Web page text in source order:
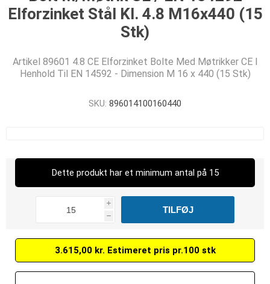
Elforzinket Stål Kl. 4.8 M16x440 (15
Stk)
Artikel 89601 4.8 CE Elforzinket Bolte Med Møtrikker CE I
Henhold Til EN 14592 - Dimension M 16 x 440 (15 Stk)
SKU: 896014100160440
Dette produkt har et minimum antal på 15
i
h
3.615,00 kr. Estimeret pris pr.100 stk